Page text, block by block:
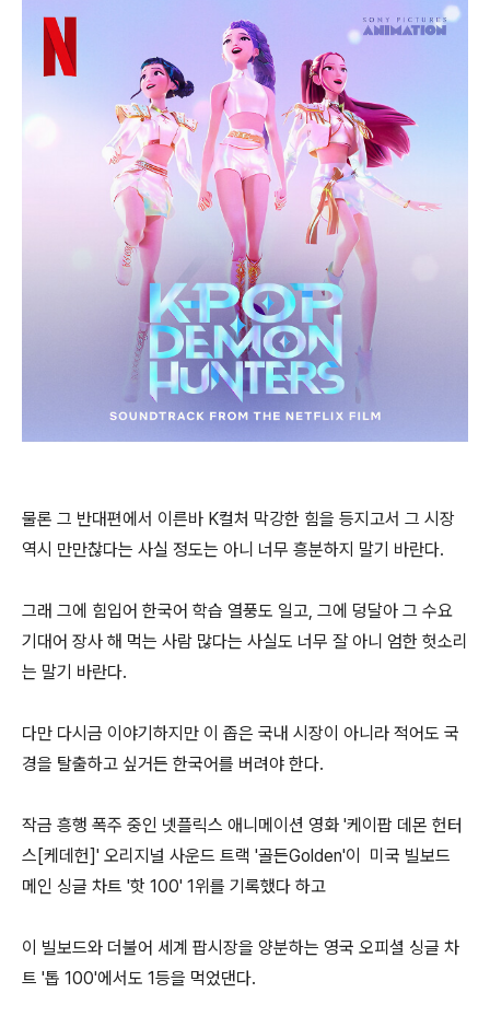
물론 그 반대편에서 이른바 K컬처 막강한 힘을 등지고서 그 시장
역시 만만찮다는 사실 정도는 아니 너무 흥분하지 말기 바란다.
그래 그에 힘입어 한국어 학습 열풍도 일고, 그에 덩달아 그 수요
기대어 장사 해 먹는 사람 많다는 사실도 너무 잘 아니 엄한 헛소리
는 말기 바란다.
다만 다시금 이야기하지만 이 좁은 국내 시장이 아니라 적어도 국
경을 탈출하고 싶거든 한국어를 버려야 한다.
작금 흥행 폭주 중인 넷플릭스 애니메이션 영화 '케이팝 데몬 헌터
스[케데헌]' 오리지널 사운드 트랙 '골든Golden'이 미국 빌보드
메인 싱글 차트 '핫 100' 1위를 기록했다 하고
이 빌보드와 더불어 세계 팝시장을 양분하는 영국 오피셜 싱글 차
트 '톱 100'에서도 1등을 먹었댄다.